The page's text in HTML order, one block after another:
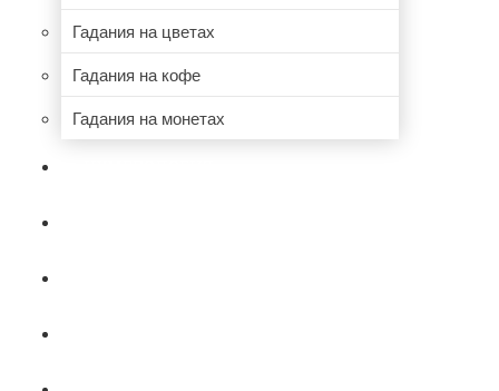
Гадания на цветах
Гадания на кофе
Гадания на монетах